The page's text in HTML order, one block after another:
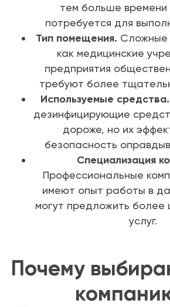
тем больше времени
потребуется для
Тип помещения. Сложные
как медицинские
предприятия
требуют более
Используемые средства.
дезинфицирующие
дороже, но их
безопасность
Специализация
Профессиональные
имеют опыт работы в
могут предложить более
услуг.
Почему